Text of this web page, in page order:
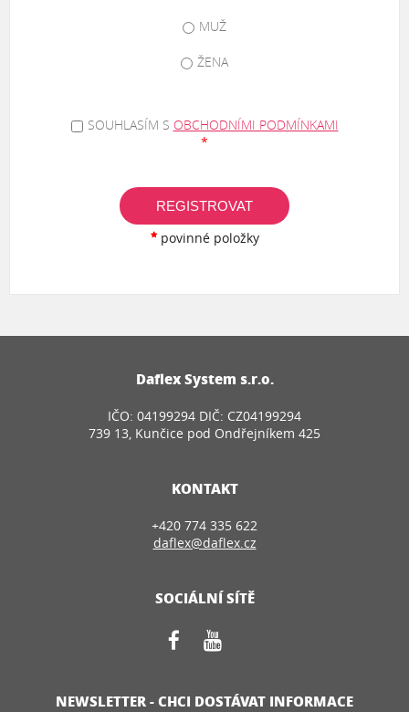
MUŽ
ŽENA
SOUHLASÍM S OBCHODNÍMI PODMÍNKAMI
*
REGISTROVAT
povinné položky
Daflex System s.r.o.
IČO: 04199294 DIČ: CZ04199294
739 13, Kunčice pod Ondřejníkem 425
KONTAKT
+420 774 335 622
daflex@daflex.cz
SOCIÁLNÍ SÍTĚ
NEWSLETTER - CHCI DOSTÁVAT INFORMACE